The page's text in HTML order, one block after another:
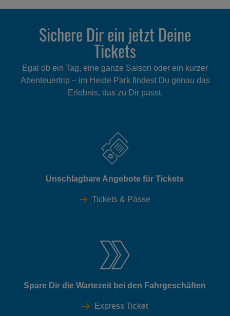
Sichere Dir ein jetzt Deine
Tickets
Egal ob ein Tag, eine ganze Saison oder ein kurzer
Abenteuertrip – im Heide Park findest Du genau das
Erlebnis, das zu Dir passt.
Unschlagbare Angebote für Tickets
Tickets & Pässe
Spare Dir die Wartezeit bei den Fahrgeschäften
Express Ticket